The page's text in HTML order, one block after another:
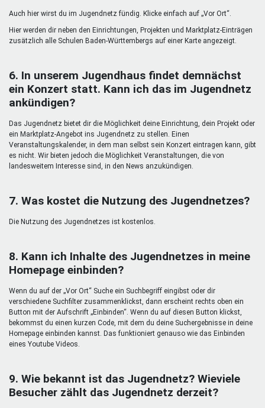
Auch hier wirst du im Jugendnetz fündig. Klicke einfach auf „Vor Ort“.
Hier werden dir neben den Einrichtungen, Projekten und Marktplatz-Einträgen
zusätzlich alle Schulen Baden-Württembergs auf einer Karte angezeigt.
6. In unserem Jugendhaus findet demnächst
ein Konzert statt. Kann ich das im Jugendnetz
ankündigen?
Das Jugendnetz bietet dir die Möglichkeit deine Einrichtung, dein Projekt oder
ein Marktplatz-Angebot ins Jugendnetz zu stellen. Einen
Veranstaltungskalender, in dem man selbst sein Konzert eintragen kann, gibt
es nicht. Wir bieten jedoch die Möglichkeit Veranstaltungen, die von
landesweitem Interesse sind, in den News anzukündigen.
7. Was kostet die Nutzung des Jugendnetzes?
Die Nutzung des Jugendnetzes ist kostenlos.
8. Kann ich Inhalte des Jugendnetzes in meine
Homepage einbinden?
Wenn du auf der „Vor Ort“ Suche ein Suchbegriff eingibst oder dir
verschiedene Suchfilter zusammenklickst, dann erscheint rechts oben ein
Button mit der Aufschrift „Einbinden“. Wenn du auf diesen Button klickst,
bekommst du einen kurzen Code, mit dem du deine Suchergebnisse in deine
Homepage einbinden kannst. Das funktioniert genauso wie das Einbinden
eines Youtube Videos.
9. Wie bekannt ist das Jugendnetz? Wieviele
Besucher zählt das Jugendnetz derzeit?